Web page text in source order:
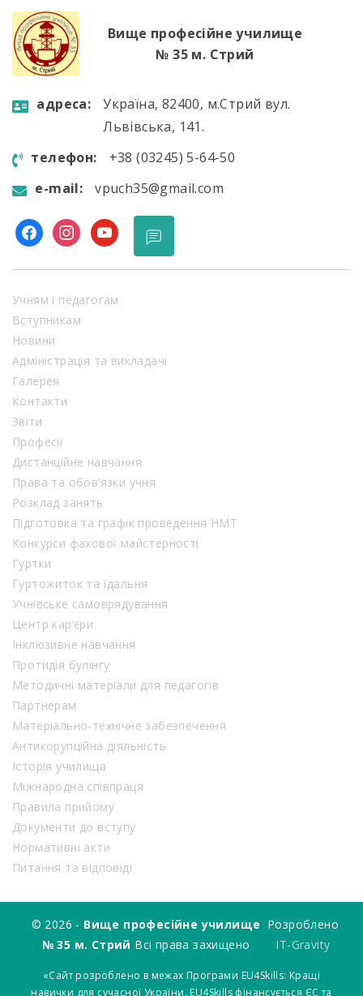
Вище професійне училище
№ 35 м. Стрий
aдресa:
Україна, 82400, м.Стрий вул.
Львівська, 141.
телефон:
+38 (03245) 5-64-50
e-mail:
vpuch35@gmail.com
facebookinstagram
youtube
Учням і педагогам
Вступникам
Новини
Адміністрація та викладачі
Галерея
Контакти
Звіти
Професії
Дистанційне навчання
Права та обов’язки учня
Розклад занять
Підготовка та графік проведення НМТ
Конкурси фахової майстерності
Гуртки
Гуртожиток та їдальня
Учнівське самоврядування
Центр кар’єри
Інклюзивне навчання
Протидія булінгу
Методичні матеріали для педагогів
Партнерам
Матеріально-технічне забезпечення
Антикорупційна діяльність
Історія училища
Міжнародна співпраця
Правила прийому
Документи до вступу
Нормативні акти
Питання та відповіді
© 2026 - Вище професійне училище
№ 35 м. Стрий Всі права захищено
Розроблено
IT-Gravity
«Сайт розроблено в межах Програми EU4Skills: Кращі
навички для сучасної України. EU4Skills фінансується ЄС та